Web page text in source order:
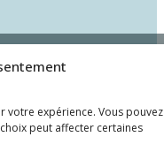
votre expérience. Vous pouvez
peut affecter certaines